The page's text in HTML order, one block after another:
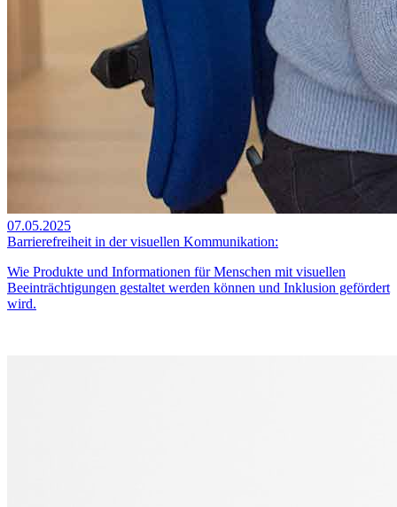
07.05.2025
Barrierefreiheit in der visuellen Kommunikation:
Wie Produkte und Informationen für Menschen mit visuellen
Beeinträchtigungen gestaltet werden können und Inklusion gefördert
wird.